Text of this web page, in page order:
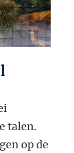
talen.
op de